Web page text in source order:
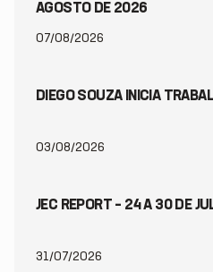
AGOSTO DE 2026
07/08/2026
DIEGO SOUZA INICIA
03/08/2026
JEC REPORT – 24 A 30 DE
31/07/2026